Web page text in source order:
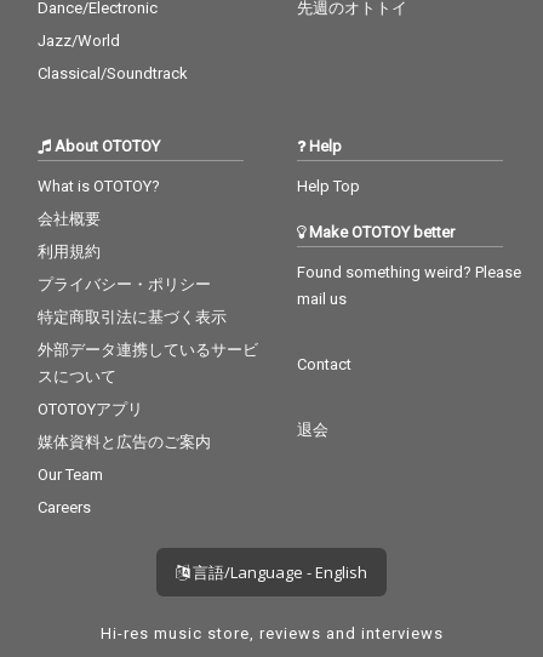
Dance/Electronic
Jazz/World
Classical/Soundtrack
先週のオトトイ
About OTOTOY
What is OTOTOY?
会社概要
利用規約
プライバシー・ポリシー
特定商取引法に基づく表示
外部データ連携しているサービ
スについて
OTOTOYアプリ
媒体資料と広告のご案内
Our Team
Careers
Help
Help Top
Make OTOTOY better
Found something weird? Please
mail us
Contact
退会
言語/Language - English
Hi-res music store, reviews and interviews